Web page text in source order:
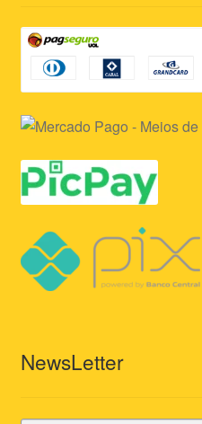
NewsLetter